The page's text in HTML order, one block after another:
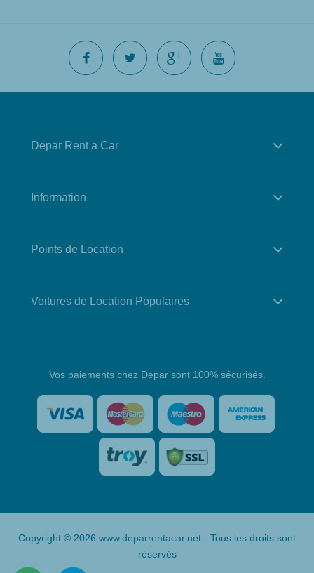
Depar Rent a Car
Information
Points de Location
Voitures de Location Populaires
Vos paiements chez Depar sont 100% sécurisés.
Copyright © 2026 www.deparrentacar.net - Tous les droits sont
réservés